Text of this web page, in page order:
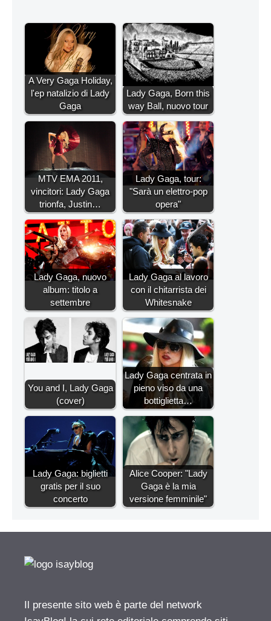
A Very Gaga Holiday,
l'ep natalizio di Lady
Gaga
Lady Gaga, Born this
way Ball, nuovo tour
MTV EMA 2011,
vincitori: Lady Gaga
trionfa, Justin…
Lady Gaga, tour:
"Sarà un elettro-pop
opera"
Lady Gaga, nuovo
album: titolo a
settembre
Lady Gaga al lavoro
con il chitarrista dei
Whitesnake
You and I, Lady Gaga
(cover)
Lady Gaga centrata in
pieno viso da una
bottiglietta…
Lady Gaga: biglietti
gratis per il suo
concerto
Alice Cooper: "Lady
Gaga è la mia
versione femminile"
Il presente sito web è parte del network